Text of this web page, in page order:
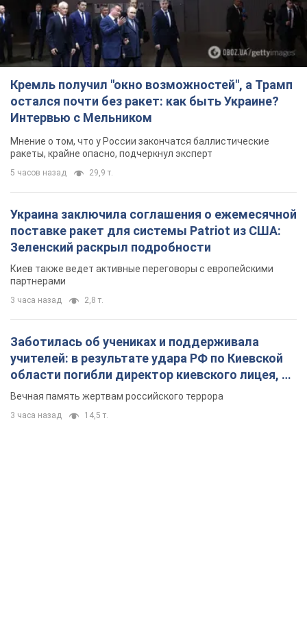
Кремль получил "окно возможностей", а Трамп
остался почти без ракет: как быть Украине?
Интервью с Мельником
Мнение о том, что у России закончатся баллистические
ракеты, крайне опасно, подчеркнул эксперт
5 часов назад 29,9 т.
Украина заключила соглашения о ежемесячной
поставке ракет для системы Patriot из США:
Зеленский раскрыл подробности
Киев также ведет активные переговоры с европейскими
партнерами
3 часа назад 2,8 т.
Заботилась об учениках и поддерживала
учителей: в результате удара РФ по Киевской
области погибли директор киевского лицея, её
муж и внук
Вечная память жертвам российского террора
3 часа назад 14,5 т.